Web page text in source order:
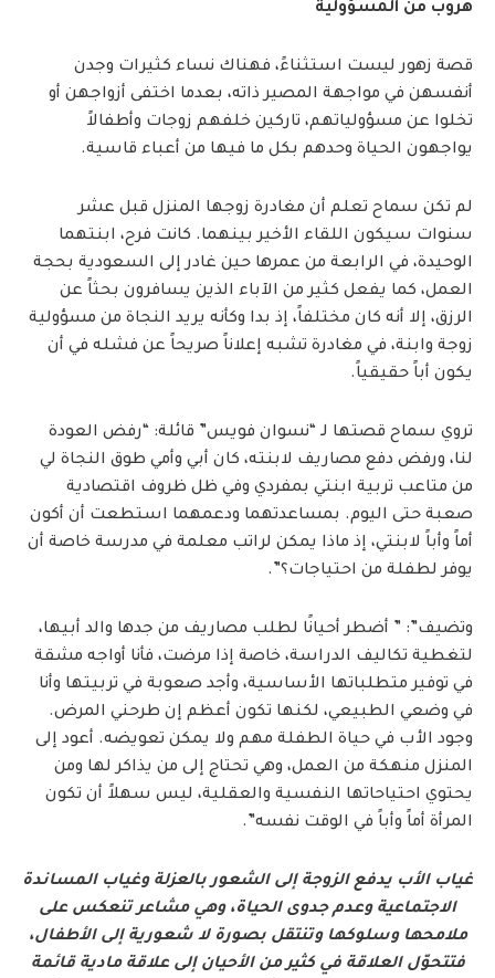
هروب من المسؤولية
قصة زهور ليست استثناءً، فهناك نساء كثيرات وجدن
أنفسهن في مواجهة المصير ذاته، بعدما اختفى أزواجهن أو
تخلوا عن مسؤولياتهم، تاركين خلفهم زوجات وأطفالاً
يواجهون الحياة وحدهم بكل ما فيها من أعباء قاسية.
لم تكن سماح تعلم أن مغادرة زوجها المنزل قبل عشر
سنوات سيكون اللقاء الأخير بينهما. كانت فرح، ابنتهما
الوحيدة، في الرابعة من عمرها حين غادر إلى السعودية بحجة
العمل، كما يفعل كثير من الآباء الذين يسافرون بحثاً عن
الرزق، إلا أنه كان مختلفاً، إذ بدا وكأنه يريد النجاة من مسؤولية
زوجة وابنة، في مغادرة تشبه إعلاناً صريحاً عن فشله في أن
يكون أباً حقيقياً.
تروي سماح قصتها لـ “نسوان فويس” قائلة: “رفض العودة
لنا، ورفض دفع مصاريف لابنته، كان أبي وأمي طوق النجاة لي
من متاعب تربية ابنتي بمفردي وفي ظل ظروف اقتصادية
صعبة حتى اليوم. بمساعدتهما ودعمهما استطعت أن أكون
أماً وأباً لابنتي، إذ ماذا يمكن لراتب معلمة في مدرسة خاصة أن
يوفر لطفلة من احتياجات؟”.
وتضيف”: ” أضطر أحيانًا لطلب مصاريف من جدها والد أبيها،
لتغطية تكاليف الدراسة، خاصة إذا مرضت، فأنا أواجه مشقة
في توفير متطلباتها الأساسية، وأجد صعوبة في تربيتها وأنا
في وضعي الطبيعي، لكنها تكون أعظم إن طرحني المرض.
وجود الأب في حياة الطفلة مهم ولا يمكن تعويضه. أعود إلى
المنزل منهكة من العمل، وهي تحتاج إلى من يذاكر لها ومن
يحتوي احتياحاتها النفسية والعقلية، ليس سهلاً أن تكون
المرأة أماً وأباً في الوقت نفسه”.
غياب الأب يدفع الزوجة إلى الشعور بالعزلة وغياب المساندة
الاجتماعية وعدم جدوى الحياة، وهي مشاعر تنعكس على
ملامحها وسلوكها وتنتقل بصورة لا شعورية إلى الأطفال،
فتتحوّل العلاقة في كثير من الأحيان إلى علاقة مادية قائمة